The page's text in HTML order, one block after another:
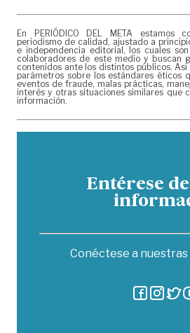
En PERIÓDICO DEL META estamos
periodismo de calidad, ajustado a
e independencia editorial, los cuales
colaboradores de este medio y buscan
contenidos ante los distintos públicos.
parámetros sobre los estándares éticos
eventos de fraude, malas prácticas,
interés y otras situaciones similares que
información.
Entérese
Conéctese a